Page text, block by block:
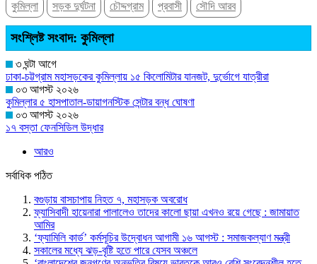
কুমিল্লা
সড়ক দুর্ঘটনা চৌদ্দগ্রাম প্রবাসী সৌদি আরব
সংশ্লিষ্ট সংবাদ: কুমিল্লা
৩ ঘন্টা আগে
ঢাকা-চট্টগ্রাম মহাসড়কের কুমিল্লায় ১৫ কিলোমিটার যানজট, দুর্ভোগে যাত্রীরা
০৩ আগস্ট ২০২৬
কুমিল্লার ৫ হাসপাতাল-ডায়াগনস্টিক সেন্টার বন্ধ ঘোষণা
০৩ আগস্ট ২০২৬
১৭ বস্তা ফেনসিডিল উদ্ধার
আরও
সর্বাধিক পঠিত
বগুড়ায় বাসচাপায় নিহত ৭, মহাসড়ক অবরোধ
ফ্যাসিবাদী হায়েনারা পালালেও তাদের কালো ছায়া এখনও রয়ে গেছে : জামায়াত
আমির
‘ফ্যামিলি কার্ড’ কর্মসূচির উদ্বোধন আগামী ১৬ আগস্ট : সমাজকল্যাণ মন্ত্রী
সকালের মধ্যে ঝড়-বৃষ্টি হতে পারে যেসব অঞ্চলে